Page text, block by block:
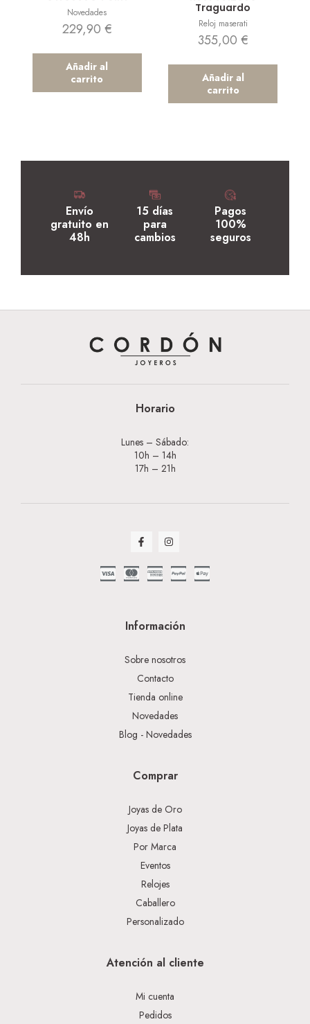
Novedades
229,90 €
Añadir al
carrito
Traguardo
Reloj maserati
355,00 €
Añadir al
carrito
Envío
gratuito en
48h
15 días
para
cambios
Pagos
100%
seguros
Horario
Lunes – Sábado:
10h – 14h
17h – 21h
Información
Sobre nosotros
Contacto
Tienda online
Novedades
Blog - Novedades
Comprar
Joyas de Oro
Joyas de Plata
Por Marca
Eventos
Relojes
Caballero
Personalizado
Atención al cliente
Mi cuenta
Pedidos